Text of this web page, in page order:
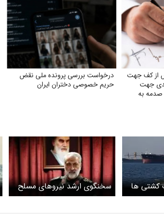
از کف جهت
جهت
صدمه به
درخواست بررسی پرونده ملی نقض
حریم خصوصی دختران ایران
کشتی ها
سخنگوی ارشد نیروهای مسلح
ایران هشدار داد : برای جنگ